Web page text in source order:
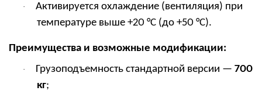
·
Активируется охлаждение (вентиляция) при
температуре выше +20 °C (до +50 °C).
Преимущества и возможные модификации:
· Грузоподъемность стандартной версии — 700
кг;